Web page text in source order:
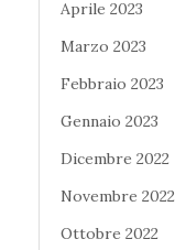
Aprile 2023
Marzo 2023
Febbraio 2023
Gennaio 2023
Dicembre 2022
Novembre 2022
Ottobre 2022